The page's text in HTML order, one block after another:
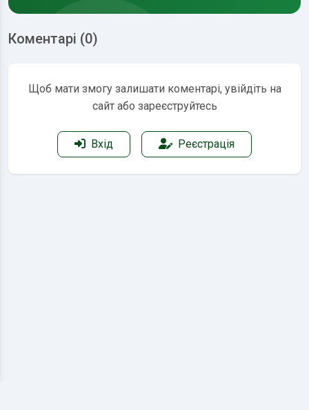
Коментарі (0)
Щоб мати змогу залишати коментарі, увійдіть на
сайт або зареєструйтесь
Вхід Реєстрація